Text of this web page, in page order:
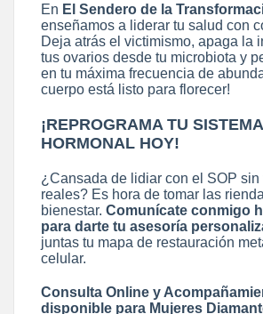
En El Sendero de la
enseñamos a liderar tu salud con
Deja atrás el victimismo, apaga la
tus ovarios desde tu microbiota y
en tu máxima frecuencia de
cuerpo está listo para florecer!
¡REPROGRAMA TU SISTEMA
HORMONAL HOY!
¿Cansada de lidiar con el SOP sin
reales? Es hora de tomar las
bienestar. Comunícate conmigo
para darte tu asesoría
juntas tu mapa de restauración
celular.
Consulta Online y
disponible para Mujeres